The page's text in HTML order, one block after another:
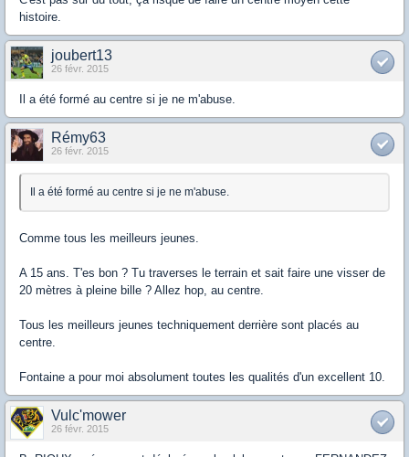
histoire.
joubert13
26 févr. 2015
Il a été formé au centre si je ne m'abuse.
Rémy63
26 févr. 2015
Il a été formé au centre si je ne m'abuse.
Comme tous les meilleurs jeunes.
A 15 ans. T'es bon ? Tu traverses le terrain et sait faire une visser de
20 mètres à pleine bille ? Allez hop, au centre.
Tous les meilleurs jeunes techniquement derrière sont placés au
centre.
Fontaine a pour moi absolument toutes les qualités d'un excellent 10.
Vulc'mower
26 févr. 2015